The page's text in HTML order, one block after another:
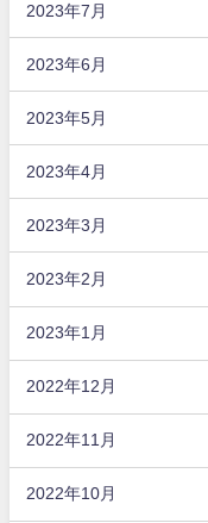
2023年7月
2023年6月
2023年5月
2023年4月
2023年3月
2023年2月
2023年1月
2022年12月
2022年11月
2022年10月